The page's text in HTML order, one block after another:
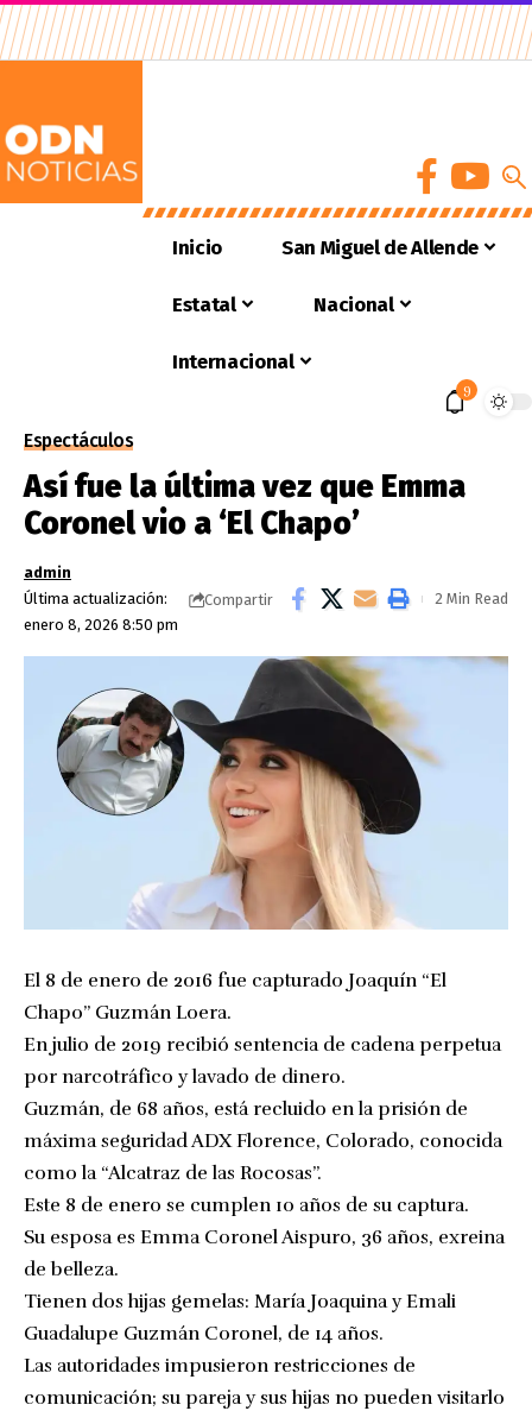
Inicio San Miguel de Allende
Estatal Nacional
Internacional
9
Espectáculos
Así fue la última vez que Emma
Coronel vio a ‘El Chapo’
Última actualización:
enero 8, 2026 8:50 pm
admin
Compartir
2 Min Read
El 8 de enero de 2016 fue capturado Joaquín “El
Chapo” Guzmán Loera.
En julio de 2019 recibió sentencia de cadena perpetua
por narcotráfico y lavado de dinero.
Guzmán, de 68 años, está recluido en la prisión de
máxima seguridad ADX Florence, Colorado, conocida
como la “Alcatraz de las Rocosas”.
Este 8 de enero se cumplen 10 años de su captura.
Su esposa es Emma Coronel Aispuro, 36 años, exreina
de belleza.
Tienen dos hijas gemelas: María Joaquina y Emali
Guadalupe Guzmán Coronel, de 14 años.
Las autoridades impusieron restricciones de
comunicación; su pareja y sus hijas no pueden visitarlo